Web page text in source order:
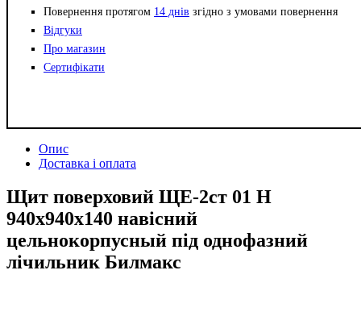
Повернення протягом 14 днів згідно з умовами повернення
Відгуки
Про магазин
Сертифікати
Опис
Доставка і оплата
Щит поверховий ЩЕ-2ст 01 Н
940х940х140 навісний
цельнокорпусный під однофазний
лічильник Билмакс